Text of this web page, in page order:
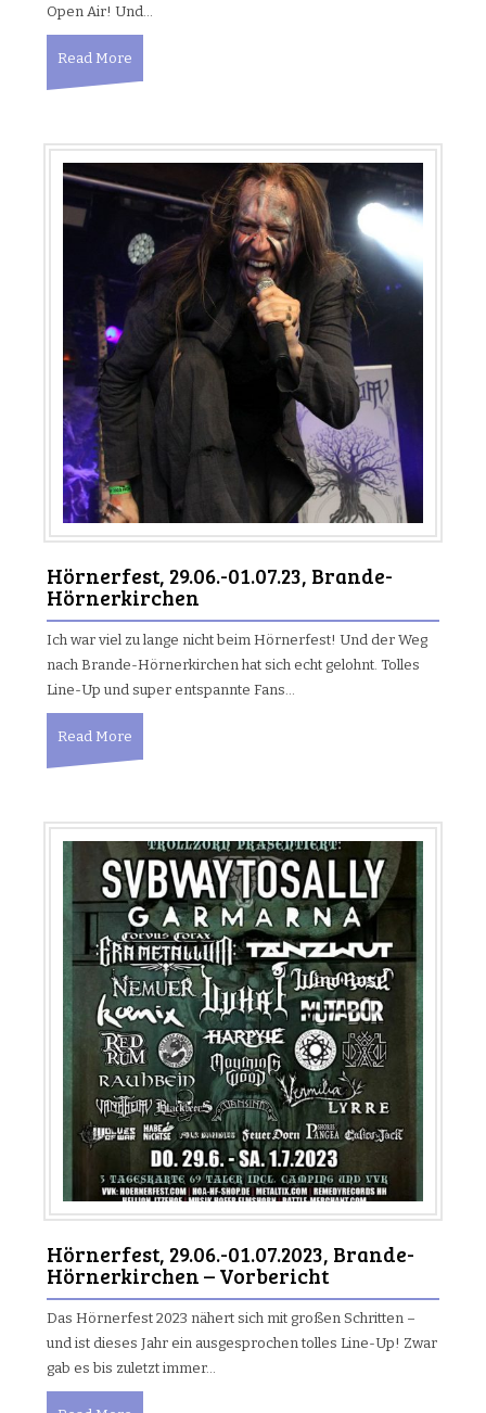
Open Air! Und…
Read More
Hörnerfest, 29.06.-01.07.23, Brande-
Hörnerkirchen
Ich war viel zu lange nicht beim Hörnerfest! Und der Weg
nach Brande-Hörnerkirchen hat sich echt gelohnt. Tolles
Line-Up und super entspannte Fans…
Read More
Hörnerfest, 29.06.-01.07.2023, Brande-
Hörnerkirchen – Vorbericht
Das Hörnerfest 2023 nähert sich mit großen Schritten –
und ist dieses Jahr ein ausgesprochen tolles Line-Up! Zwar
gab es bis zuletzt immer…